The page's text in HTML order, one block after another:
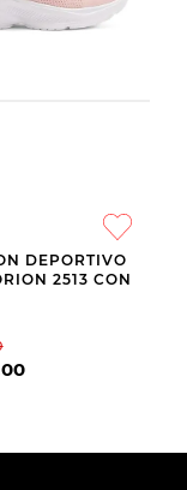
DEPORTIVO
2513 CON
00